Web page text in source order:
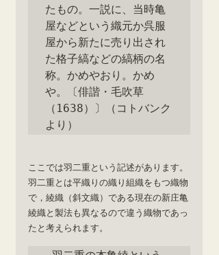
たもの。一説に、当時亀
屋などという織元か呉服
屋から新たに売り出され
た格子縞などの縞柄の名
称。かめやおり。かめ
や。〔俳諧・毛吹草
（1638）〕（コトバンク
より）
ここでは羽二重という記述があります。
羽二重とは平織りの織り組織をもつ織物
で，綾織（斜文織）である現在の新庄亀
綾織と製法も異なるので違う織物であっ
たと考えられます。